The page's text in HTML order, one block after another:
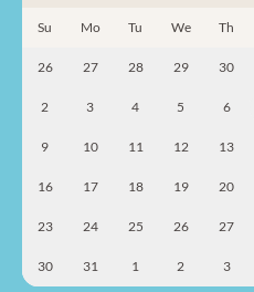
Su Mo Tu We Th
26 27 28 29 30
2 3 4 5 6
9 10 11 12 13
16 17 18 19 20
23 24 25 26 27
30 31 1 2 3